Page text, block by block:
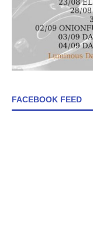
FACEBOOK FEED